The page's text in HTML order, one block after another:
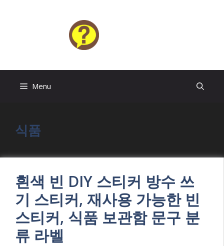
Menu
식품
흰색 빈 DIY 스티커 방수 쓰
기 스티커, 재사용 가능한 빈
스티커, 식품 보관함 문구 분
류 라벨